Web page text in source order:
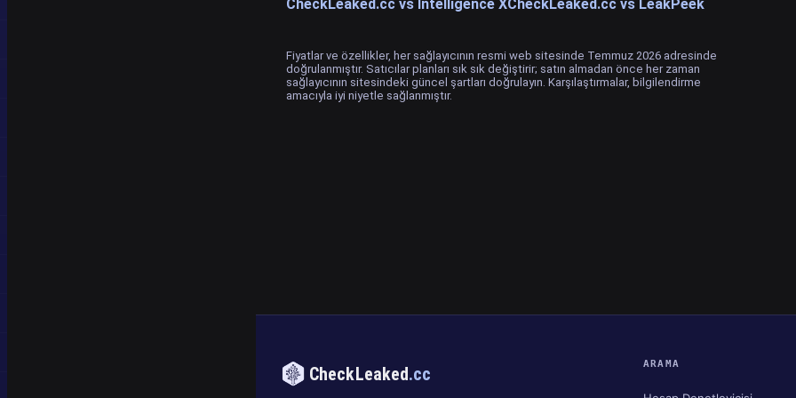
CheckLeaked.cc vs Intelligence XCheckLeaked.cc vs LeakPeek
Fiyatlar ve özellikler, her sağlayıcının resmi web sitesinde Temmuz 2026 adresinde
doğrulanmıştır. Satıcılar planları sık sık değiştirir; satın almadan önce her zaman
sağlayıcının sitesindeki güncel şartları doğrulayın. Karşılaştırmalar, bilgilendirme
amacıyla iyi niyetle sağlanmıştır.
CheckLeaked.cc ARAMA